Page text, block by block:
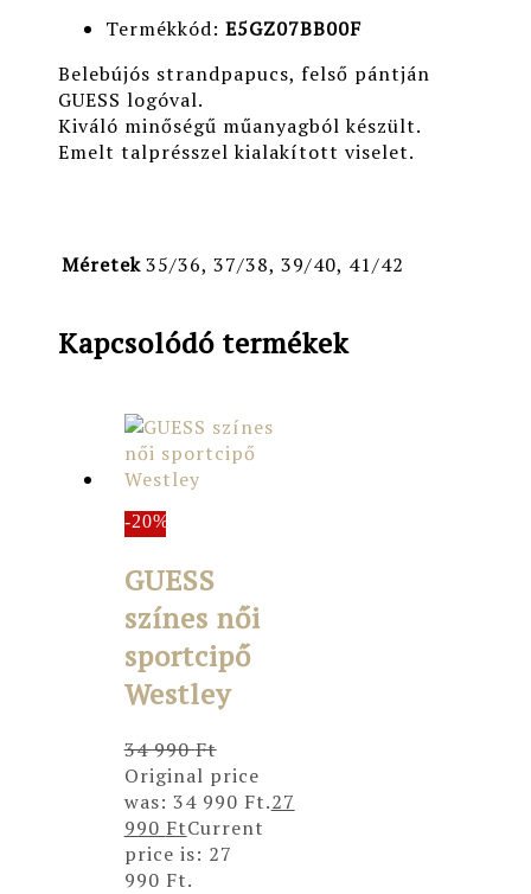
Termékkód: E5GZ07BB00F
Belebújós strandpapucs, felső pántján
GUESS logóval.
Kiváló minőségű műanyagból készült.
Emelt talprésszel kialakított viselet.
Méretek35/36, 37/38, 39/40, 41/42
Kapcsolódó termékek
-20%
GUESS
színes női
sportcipő
Westley
34 990Ft
Original price
was: 34 990 Ft.27
990 FtCurrent
price is: 27
990 Ft.